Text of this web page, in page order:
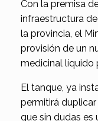
Con la premisa
infraestructura
la provincia, el
provisión de un
medicinal líquido
El tanque, ya
permitirá
que sin dudas es